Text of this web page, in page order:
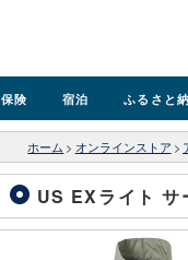
保険 宿泊 ふるさと
ホーム > オンラインストア >
US EXライト